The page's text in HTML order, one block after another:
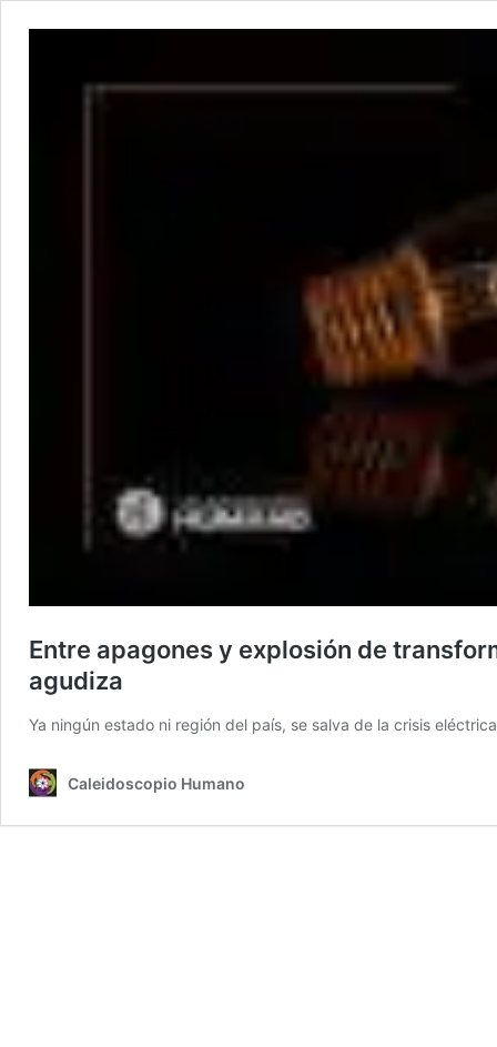
Entre apagones y explosión de
agudiza
Ya ningún estado ni región del país, se salva de la crisis
Caleidoscopio Humano